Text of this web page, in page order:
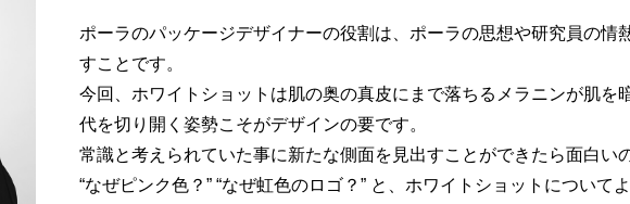
ポーラのパッケージデザイナーの役割は、ポーラの思想や研究員の情
すことです。
今回、ホワイトショットは肌の奥の真皮にまで落ちるメラニンが肌
代を切り開く姿勢こそがデザインの要です。
常識と考えられていた事に新たな側面を見出すことができたら面白い
“なぜピンク色？” “なぜ虹色のロゴ？” と、ホワイトショットについ